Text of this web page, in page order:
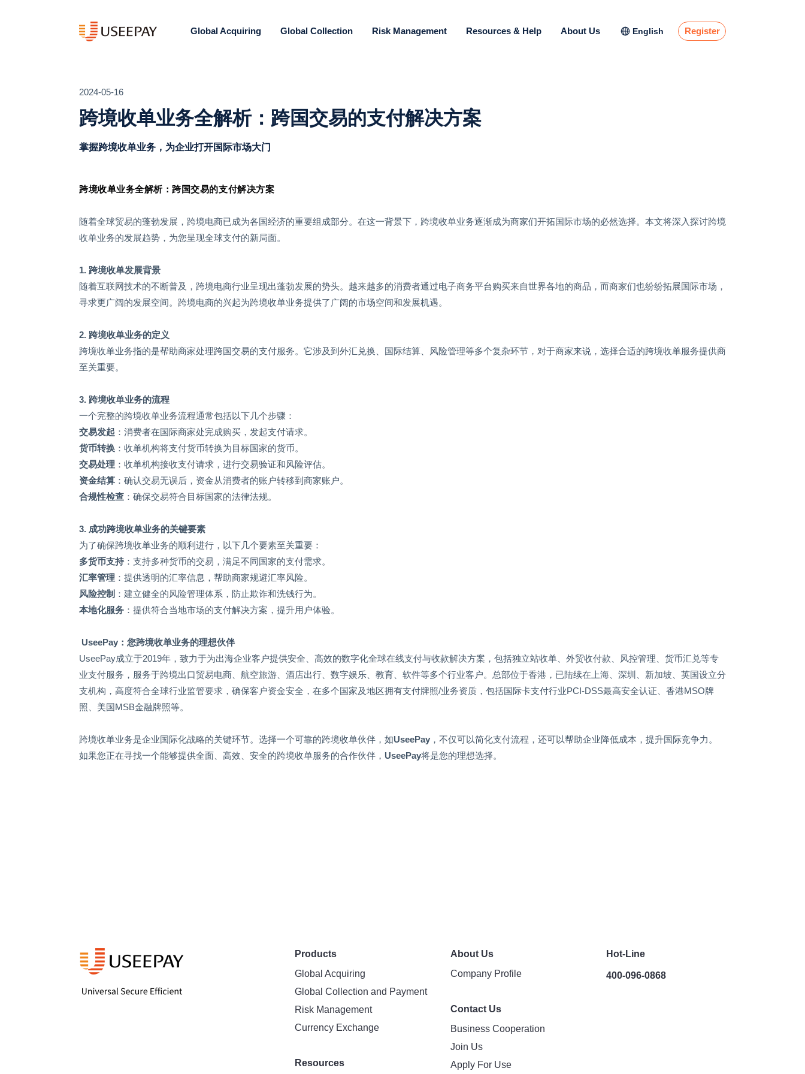
Global Acquiring Global Collection Risk Management Resources & Help About Us English Register
2024-05-16
跨境收单业务全解析：跨国交易的支付解决方案
掌握跨境收单业务，为企业打开国际市场大门
跨境收单业务全解析：跨国交易的支付解决方案
随着全球贸易的蓬勃发展，跨境电商已成为各国经济的重要组成部分。在这一背景下，跨境收单业务逐渐成为商家们开拓国际市场的必然选择。本文将深入探讨跨境
收单业务的发展趋势，为您呈现全球支付的新局面。
1. 跨境收单发展背景
随着互联网技术的不断普及，跨境电商行业呈现出蓬勃发展的势头。越来越多的消费者通过电子商务平台购买来自世界各地的商品，而商家们也纷纷拓展国际市场，
寻求更广阔的发展空间。跨境电商的兴起为跨境收单业务提供了广阔的市场空间和发展机遇。
2. 跨境收单业务的定义
跨境收单业务指的是帮助商家处理跨国交易的支付服务。它涉及到外汇兑换、国际结算、风险管理等多个复杂环节，对于商家来说，选择合适的跨境收单服务提供商
至关重要。
3. 跨境收单业务的流程
一个完整的跨境收单业务流程通常包括以下几个步骤：
交易发起 ：消费者在国际商家处完成购买，发起支付请求。
货币转换 ：收单机构将支付货币转换为目标国家的货币。
交易处理 ：收单机构接收支付请求，进行交易验证和风险评估。
资金结算 ：确认交易无误后，资金从消费者的账户转移到商家账户。
合规性检查 ：确保交易符合目标国家的法律法规。
3. 成功跨境收单业务的关键要素
为了确保跨境收单业务的顺利进行，以下几个要素至关重要：
多货币支持：支持多种货币的交易，满足不同国家的支付需求。
汇率管理 ：提供透明的汇率信息，帮助商家规避汇率风险。
风险控制 ：建立健全的风险管理体系，防止欺诈和洗钱行为。
本地化服务 ：提供符合当地市场的支付解决方案，提升用户体验。
UseePay ：您跨境收单业务的理想伙伴
UseePay成立于2019年，致力于为出海企业客户提供安全、高效的数字化全球在线支付与收款解决方案，包括独立站收单、外贸收付款、风控管理、货币汇兑等专
业支付服务，服务于跨境出口贸易电商、航空旅游、酒店出行、数字娱乐、教育、软件等多个行业客户。总部位于香港，已陆续在上海、深圳、新加坡、英国设立分
支机构，高度符合全球行业监管要求，确保客户资金安全，在多个国家及地区拥有支付牌照/业务资质，包括国际卡支付行业PCI-DSS最高安全认证、香港MSO牌
照、美国MSB金融牌照等。
跨境收单业务是企业国际化战略的关键环节。选择一个可靠的跨境收单伙伴，如UseePay ，不仅可以简化支付流程，还可以帮助企业降低成本，提升国际竞争力。
如果您正在寻找一个能够提供全面、高效、安全的跨境收单服务的合作伙伴， UseePay将是您的理想选择。
Products
Global Acquiring
Global Collection and Payment
Risk Management
Currency Exchange
Resources
About Us
Company Profile
Contact Us
Business Cooperation
Join Us
Apply For Use
Hot-Line
400-096-0868